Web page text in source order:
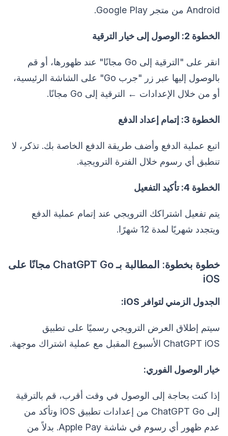
Android من متجر Google Play.
الخطوة 2: الوصول إلى خيار الترقية
انقر على "الترقية إلى Go مجانًا" عند ظهورها، أو قم
بالوصول إليها عبر زر "جرب Go" على الشاشة الرئيسية،
أو من خلال الإعدادات ← الترقية إلى Go مجانًا.
الخطوة 3: إتمام إعداد الدفع
اتبع عملية الدفع وأضف طريقة الدفع الخاصة بك. تذكر، لا
تنطبق أي رسوم خلال الفترة الترويجية.
الخطوة 4: تأكيد التفعيل
يتم تفعيل اشتراكك الترويجي عند إتمام عملية الدفع
ويتجدد شهريًا لمدة 12 شهرًا.
خطوة بخطوة: المطالبة بـ ChatGPT Go مجانًا على
iOS
الجدول الزمني لتوافر iOS:
سيتم إطلاق العرض الترويجي رسميًا على تطبيق
ChatGPT iOS الأسبوع المقبل مع عملية اشتراك موجهة.
خيار الوصول الفوري:
إذا كنت بحاجة إلى الوصول في وقت أقرب، قم بالترقية
إلى ChatGPT Go من إعدادات تطبيق iOS وتأكد من
عدم ظهور أي رسوم في شاشة Apple Pay. بدلاً من